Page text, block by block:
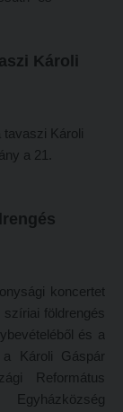
Károli
tavaszi Károli
a 21.
koncertet
földrengés
és a
Károli Gáspár
Református